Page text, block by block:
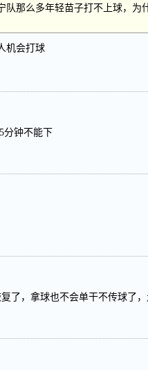
队那么多年轻苗子打不上球，为
机会打球
分钟不能下
了，拿球也不会单干不传球了